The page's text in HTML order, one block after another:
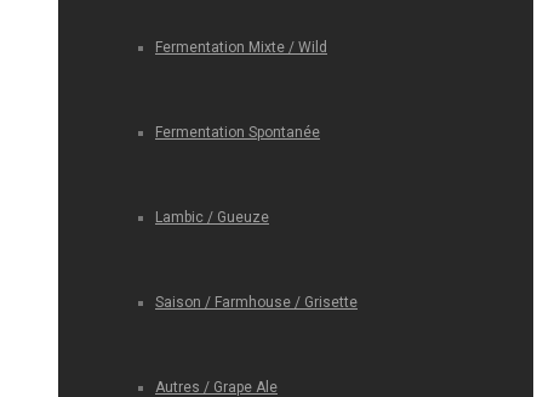
Fermentation Mixte / Wild
Fermentation Spontanée
Lambic / Gueuze
Saison / Farmhouse / Grisette
Autres / Grape Ale